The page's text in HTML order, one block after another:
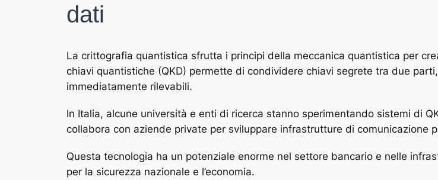
dati
La crittografia quantistica sfrutta i principi della meccanica quantistica per
chiavi quantistiche (QKD) permette di condividere chiavi segrete tra due
immediatamente rilevabili.
In Italia, alcune università e enti di ricerca stanno sperimentando sistemi di
collabora con aziende private per sviluppare infrastrutture di comunicazione
Questa tecnologia ha un potenziale enorme nel settore bancario e nelle
per la sicurezza nazionale e l’economia.